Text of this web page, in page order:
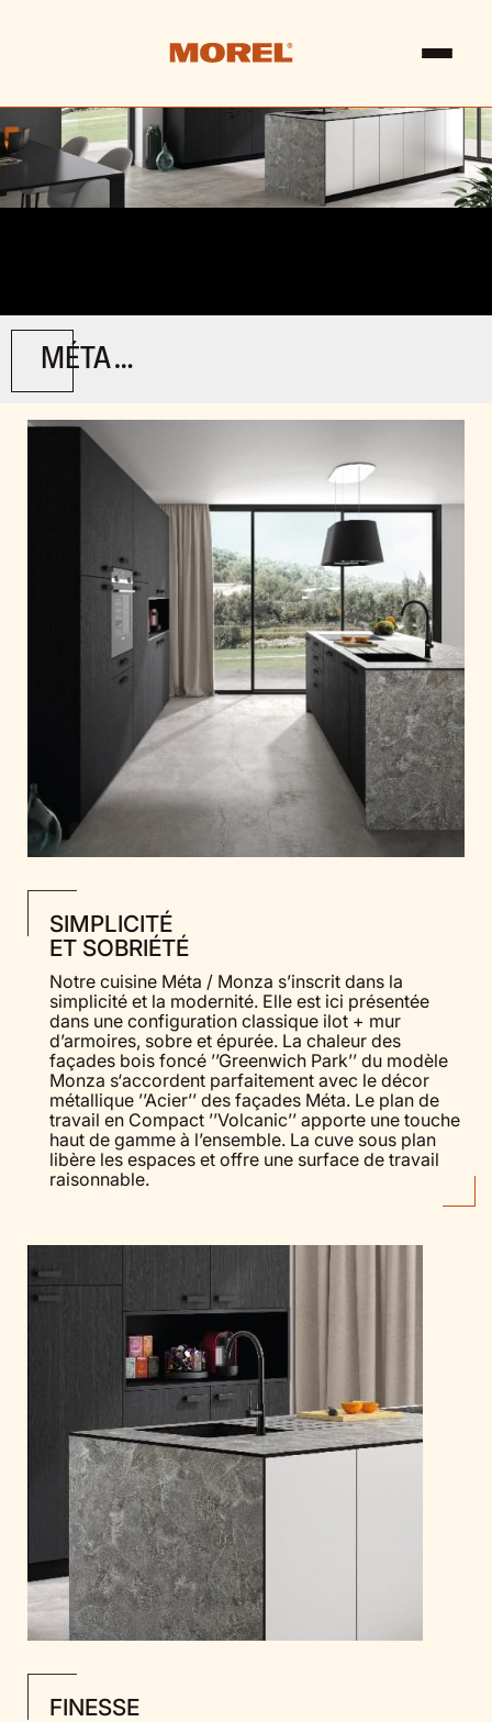
MÉTA / GAÏA
SIMPLICITÉ
ET SOBRIÉTÉ
Notre cuisine Méta / Monza s’inscrit dans la
simplicité et la modernité. Elle est ici présentée
dans une configuration classique ilot + mur
d’armoires, sobre et épurée. La chaleur des
façades bois foncé ’’Greenwich Park’’ du modèle
Monza s‘accordent parfaitement avec le décor
métallique ’’Acier’’ des façades Méta. Le plan de
travail en Compact ’’Volcanic’’ apporte une touche
haut de gamme à l’ensemble. La cuve sous plan
libère les espaces et offre une surface de travail
raisonnable.
FINESSE